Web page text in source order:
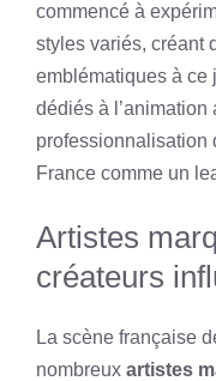
commencé à
styles variés, créant
emblématiques à ce
dédiés à l’animation
professionnalisation
France comme un
Artistes
créateurs
La scène française
nombreux artistes